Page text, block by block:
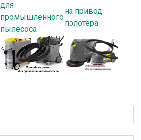
для
промышленного
пылесоса
на привод
полотёра